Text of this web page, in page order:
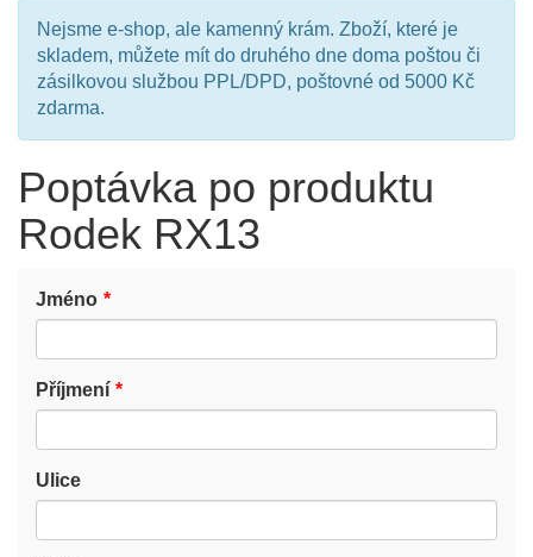
Nejsme e-shop, ale kamenný krám. Zboží, které je
skladem, můžete mít do druhého dne doma poštou či
zásilkovou službou PPL/DPD, poštovné od 5000 Kč
zdarma.
Poptávka po produktu
Rodek RX13
Jméno
Příjmení
Ulice